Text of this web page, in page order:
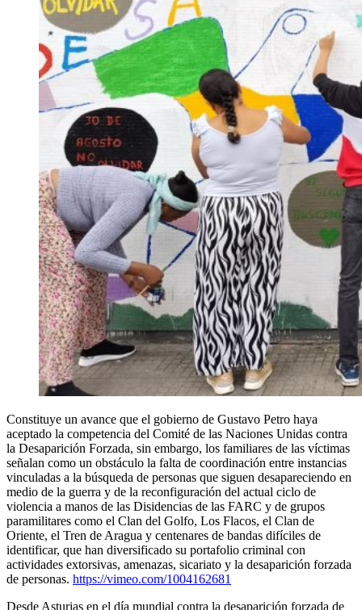
Constituye un avance que el gobierno de Gustavo Petro haya
aceptado la competencia del Comité de las Naciones Unidas contra
la Desaparición Forzada, sin embargo, los familiares de las víctimas
señalan como un obstáculo la falta de coordinación entre instancias
vinculadas a la búsqueda de personas que siguen desapareciendo en
medio de la guerra y de la reconfiguración del actual ciclo de
violencia a manos de las Disidencias de las FARC y de grupos
paramilitares como el Clan del Golfo, Los Flacos, el Clan de
Oriente, el Tren de Aragua y centenares de bandas difíciles de
identificar, que han diversificado su portafolio criminal con
actividades extorsivas, amenazas, sicariato y la desaparición forzada
de personas. https://vimeo.com/1004162681
Desde Asturias en el día mundial contra la desaparición forzada de